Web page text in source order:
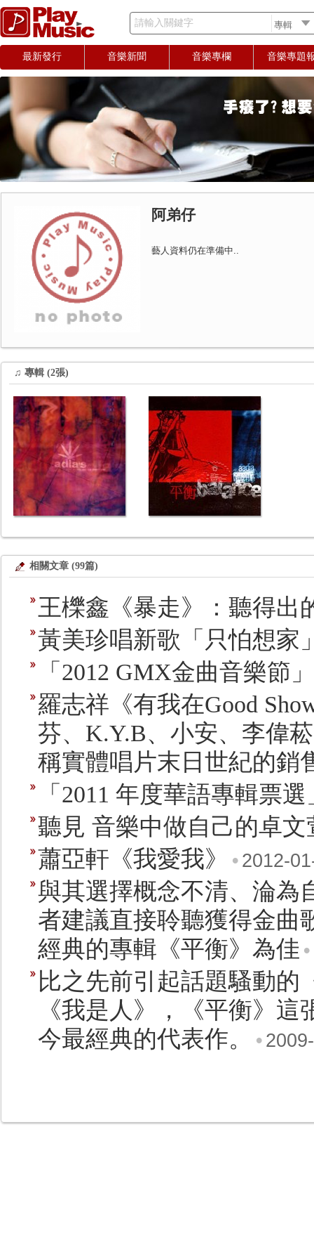
請輸入關鍵字
最新發行 音樂新聞 音樂專欄 音樂專題
阿弟仔
藝人資料仍在準備中..
♫ 專輯 (2張)
相關文章 (99篇)
王櫟鑫《暴走》：聽得出
黃美珍唱新歌「只怕想家
「2012 GMX金曲音樂節
羅志祥《有我在Good
芬、K.Y.B、小安、李偉
稱實體唱片末日世紀的銷
「2011 年度華語專輯票
聽見 音樂中做自己的卓文
蕭亞軒《我愛我》
• 2012-
與其選擇概念不清、淪為
者建議直接聆聽獲得金曲
經典的專輯《平衡》為佳 •
比之先前引起話題騷動的
《我是人》，《平衡》
今最經典的代表作。
•